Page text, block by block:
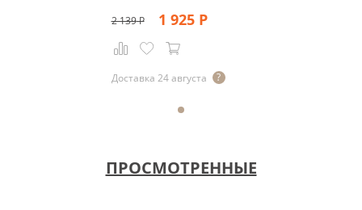
2 139Р 1 925Р
Доставка 24 августа
ПРОСМОТРЕННЫЕ